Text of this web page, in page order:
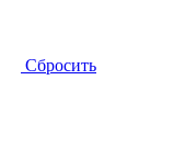
Сбросить